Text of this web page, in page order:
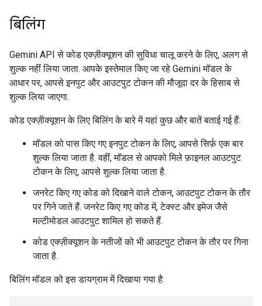
बिलिंग
Gemini API से कोड एक्ज़ीक्यूशन की सुविधा चालू करने के लिए, अलग से
शुल्क नहीं लिया जाता. आपके इस्तेमाल किए जा रहे Gemini मॉडल के
आधार पर, आपसे इनपुट और आउटपुट टोकन की मौजूदा दर के हिसाब से
शुल्क लिया जाएगा.
कोड एक्ज़ीक्यूशन के लिए बिलिंग के बारे में यहां कुछ और बातें बताई गई हैं:
मॉडल को पास किए गए इनपुट टोकन के लिए, आपसे सिर्फ़ एक बार
शुल्क लिया जाता है. वहीं, मॉडल से आपको मिले फ़ाइनल आउटपुट
टोकन के लिए, आपसे शुल्क लिया जाता है.
जनरेट किए गए कोड को दिखाने वाले टोकन, आउटपुट टोकन के तौर
पर गिने जाते हैं. जनरेट किए गए कोड में, टेक्स्ट और इमेज जैसे
मल्टीमोडल आउटपुट शामिल हो सकते हैं.
कोड एक्ज़ीक्यूशन के नतीजों को भी आउटपुट टोकन के तौर पर गिना
जाता है.
बिलिंग मॉडल को इस डायग्राम में दिखाया गया है: